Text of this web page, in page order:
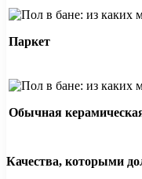
Паркет
Обычная
Качества, которыми